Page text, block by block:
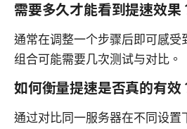
需要多久才能看到提速效果
通常在调整一个步骤后即可感受
组合可能需要几次测试与对比。
如何衡量提速是否真的有效
通过对比同一服务器在不同设置